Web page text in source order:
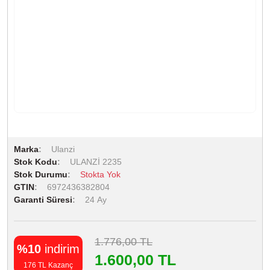
Marka
Ulanzi
Stok Kodu
ULANZİ 2235
Stok Durumu
Stokta Yok
GTIN
6972436382804
Garanti Süresi
24 Ay
%10 indirim
176 TL Kazanç
1.776,00 TL
1.600,00 TL